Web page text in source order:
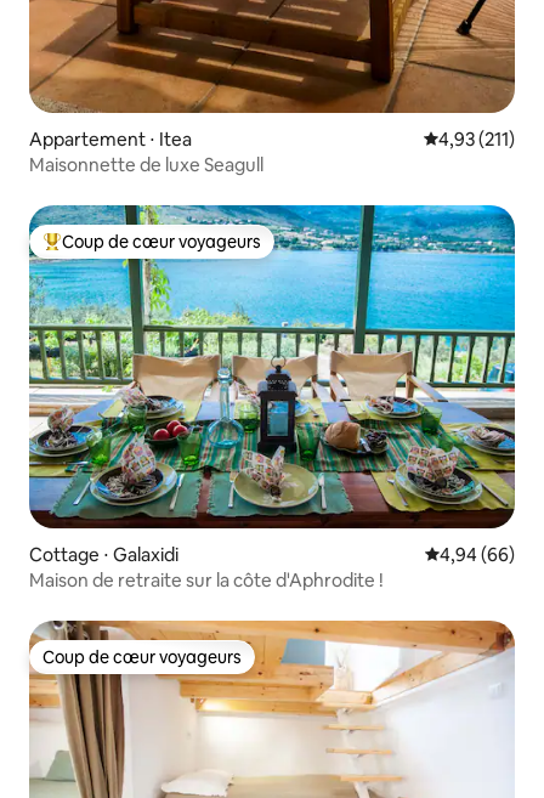
Appartement ⋅ Itea Évaluation
4,93 (211)
Maisonnette de luxe Seagull
Coups de cœur voyageurs les plus appréciés
Coup de cœur voyageurs
Cottage ⋅ Galaxidi Évaluation
4,94 (66)
Maison de retraite sur la côte d'Aphrodite !
Coup de cœur voyageurs
Coup de cœur voyageurs